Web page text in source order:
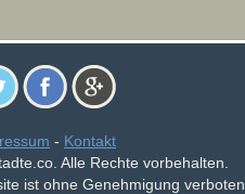
- Kontakt
Alle Rechte vorbehalten.
ist ohne Genehmigung verboten.